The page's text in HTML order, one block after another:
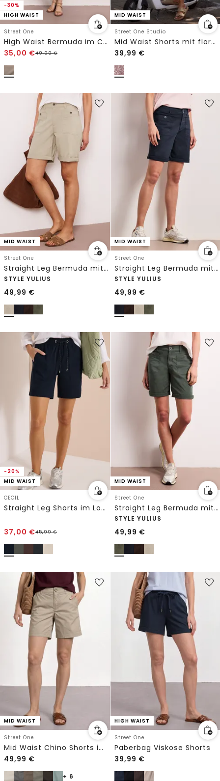
-30%
HIGH WAIST
Street One
High Waist Bermuda im Casual Fit
35,00 €49,99€
MID WAIST
Street One Studio
Mid Waist Shorts mit floralem Print
39,99 €
MID WAIST
Street One
Straight Leg Bermuda mit Turn-Up
STYLE YULIUS
49,99 €
MID WAIST
Street One
Straight Leg Bermuda mit Turn-Up
STYLE YULIUS
49,99 €
-20%
MID WAIST
CECIL
Straight Leg Shorts im Loose Fit
37,00 €45,99€
MID WAIST
Street One
Straight Leg Bermuda mit Turn-Up
STYLE YULIUS
49,99 €
MID WAIST
Street One
Mid Waist Chino Shorts im Casual Fit
49,99 €
+ 6
HIGH WAIST
Street One
Paberbag Viskose Shorts
39,99 €